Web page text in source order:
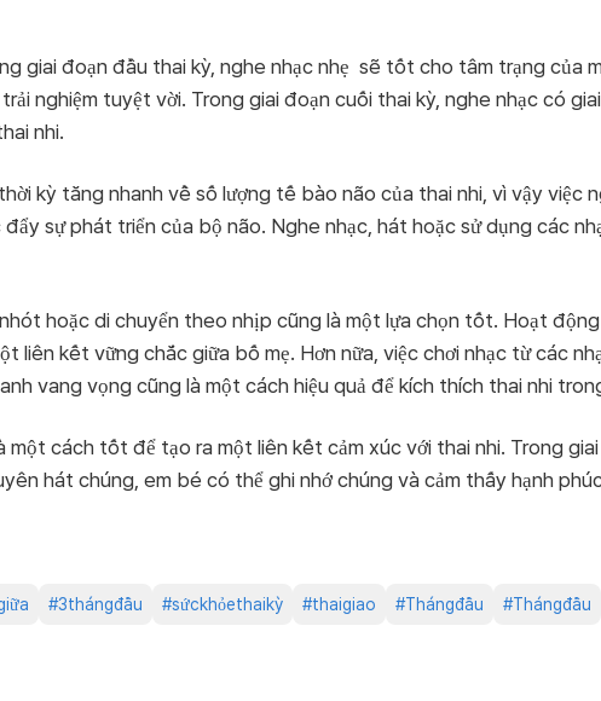
giai đoạn đầu thai kỳ, nghe nhạc nhẹ sẽ tốt cho tâm trạng của
nghiệm tuyệt vời. Trong giai đoạn cuối thai kỳ, nghe nhạc có
nhi.
kỳ tăng nhanh về số lượng tế bào não của thai nhi, vì vậy việc
sự phát triển của bộ não. Nghe nhạc, hát hoặc sử dụng các
hoặc di chuyển theo nhịp cũng là một lựa chọn tốt. Hoạt
liên kết vững chắc giữa bố mẹ. Hơn nữa, việc chơi nhạc từ các
vang vọng cũng là một cách hiệu quả để kích thích thai nhi
cách tốt để tạo ra một liên kết cảm xúc với thai nhi. Trong
hát chúng, em bé có thể ghi nhớ chúng và cảm thấy hạnh phúc
#3thángđầu #sứckhỏethaikỳ #thaigiao #Thángđầu #Thángđầu